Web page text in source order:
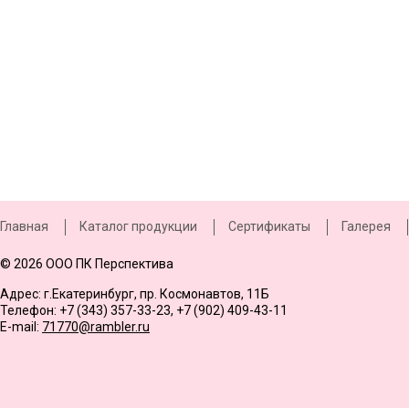
Главная Каталог продукции Сертификаты Галерея
© 2026 ООО ПК Перспектива
Адрес: г.Екатеринбург, пр. Космонавтов, 11Б
Телефон: +7 (343) 357-33-23, +7 (902) 409-43-11
E-mail: 71770@rambler.ru